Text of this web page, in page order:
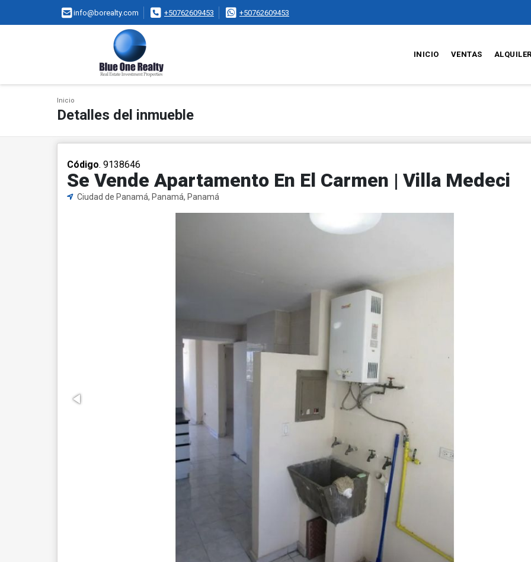
info@borealty.com +50762609453 +50762609453
INICIO VENTAS
Inicio
Detalles del inmueble
Código. 9138646
Se Vende Apartamento En El Carmen | Villa Medeci
Ciudad de Panamá, Panamá, Panamá